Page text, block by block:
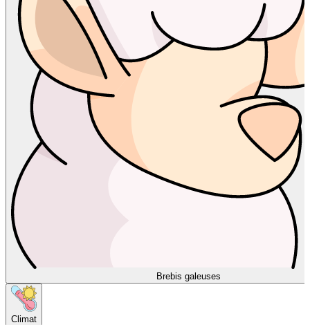
Brebis galeuses
Climat